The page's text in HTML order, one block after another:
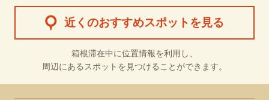
近くのおすすめスポットを見る
箱根滞在中に位置情報を利用し、
周辺にあるスポットを見つけることができます。